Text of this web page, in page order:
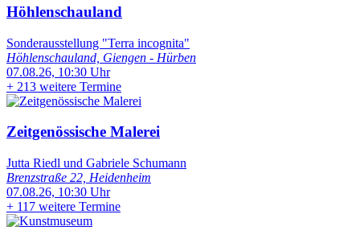
Höhlenschauland
Sonderausstellung "Terra incognita"
Höhlenschauland, Giengen - Hürben
07.08.26, 10:30 Uhr
+ 213 weitere Termine
Zeitgenössische Malerei
Jutta Riedl und Gabriele Schumann
Brenzstraße 22, Heidenheim
07.08.26, 10:30 Uhr
+ 117 weitere Termine